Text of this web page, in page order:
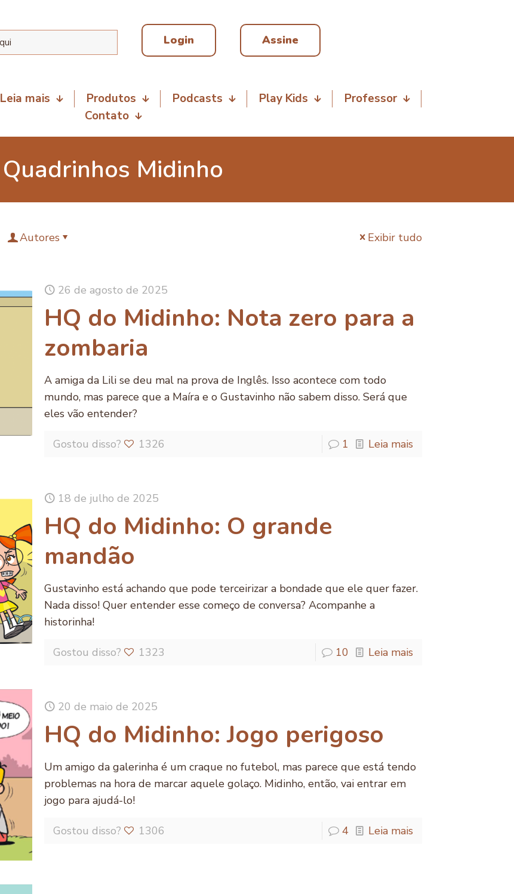
Login Assine
Leia mais Produtos Podcasts Play Kids
Professor
Contato
Quadrinhos Midinho
Autores Exibir tudo
26 de agosto de 2025
HQ do Midinho: Nota zero para a
zombaria
A amiga da Lili se deu mal na prova de Inglês. Isso acontece com todo
mundo, mas parece que a Maíra e o Gustavinho não sabem disso. Será que
eles vão entender?
Gostou disso? 1326 1 Leia mais
18 de julho de 2025
HQ do Midinho: O grande
mandão
Gustavinho está achando que pode terceirizar a bondade que ele quer fazer.
Nada disso! Quer entender esse começo de conversa? Acompanhe a
historinha!
Gostou disso? 1323 10 Leia mais
20 de maio de 2025
HQ do Midinho: Jogo perigoso
Um amigo da galerinha é um craque no futebol, mas parece que está tendo
problemas na hora de marcar aquele golaço. Midinho, então, vai entrar em
jogo para ajudá-lo!
Gostou disso? 1306 4 Leia mais